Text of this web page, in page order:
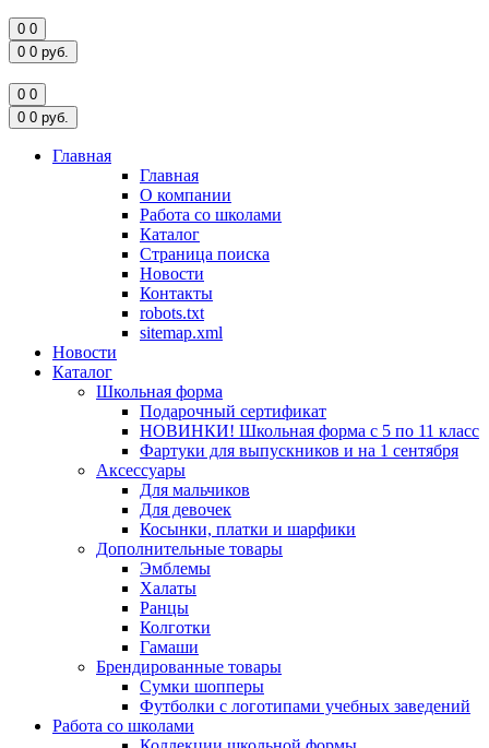
0 0
0 0 руб.
0 0
0 0 руб.
Главная
Главная
О компании
Работа со школами
Каталог
Страница поиска
Новости
Контакты
robots.txt
sitemap.xml
Новости
Каталог
Школьная форма
Подарочный сертификат
НОВИНКИ! Школьная форма с 5 по 11 класс
Фартуки для выпускников и на 1 сентября
Аксессуары
Для мальчиков
Для девочек
Косынки, платки и шарфики
Дополнительные товары
Эмблемы
Халаты
Ранцы
Колготки
Гамаши
Брендированные товары
Сумки шопперы
Футболки с логотипами учебных заведений
Работа со школами